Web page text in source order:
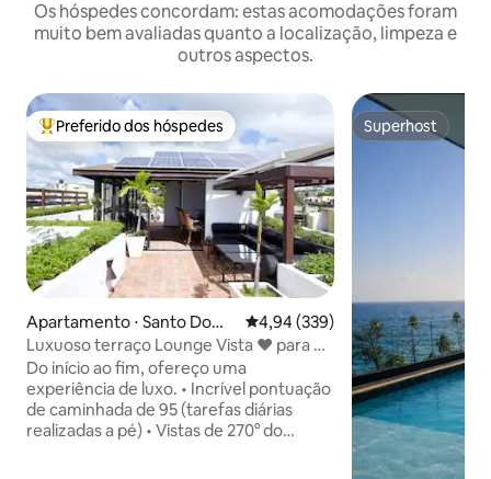
Os hóspedes concordam: estas acomodações foram
muito bem avaliadas quanto a localização, limpeza e
outros aspectos.
Entre os melhores preferidos dos hóspedes
Preferido dos hóspedes
Apartamento ⋅ Santo Domi
ngo
4,94 de uma avaliação média de
4,94 (339)
Luxuoso terraço Lounge Vista ♥ para o
mar ♥
Do início ao fim, ofereço uma
experiência de luxo. • Incrível pontuação
de caminhada de 95 (tarefas diárias
realizadas a pé) • Vistas de 270° do
Superhost
Superhost